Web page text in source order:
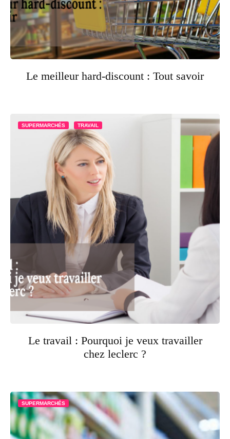
Le meilleur hard-discount : Tout savoir
SUPERMARCHÉS TRAVAIL
Le travail : Pourquoi je veux travailler
chez leclerc ?
SUPERMARCHÉS